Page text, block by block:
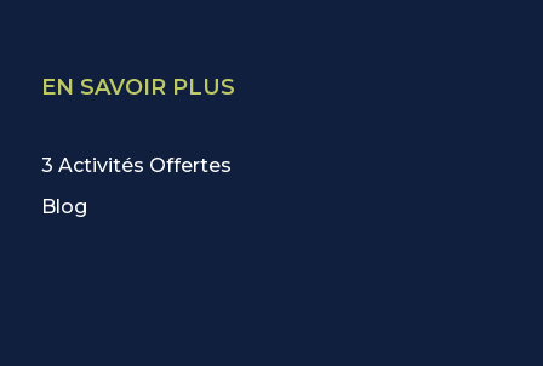
EN SAVOIR PLUS
3 Activités Offertes
Blog